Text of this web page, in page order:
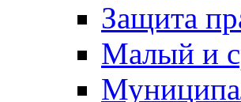
Защита
Малый и